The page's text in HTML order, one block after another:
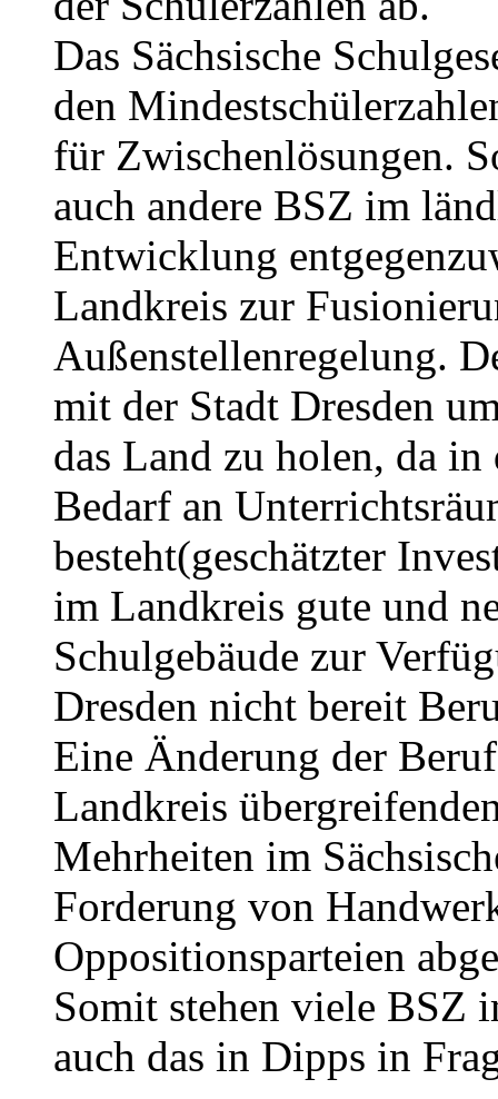
Das Sächsische
den
für Zwischenlösungen.
auch andere BSZ im
Entwicklung
Landkreis zur
Außenstellenregelung.
mit der Stadt Dresden
das Land zu holen, da
Bedarf an
besteht(geschätzter
im Landkreis gute und
Schulgebäude zur
Dresden nicht bereit
Eine Änderung der
Landkreis
Mehrheiten im
Forderung von
Oppositionsparteien
Somit stehen viele BSZ
auch das in Dipps in